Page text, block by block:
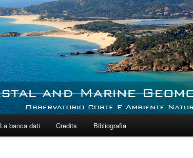
La banca dati Credits Bibliografia